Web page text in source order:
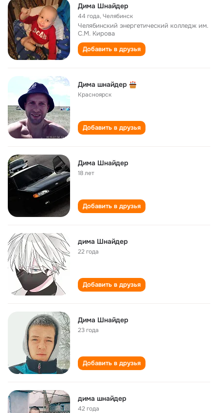
Дима Шнайдер
44 года,Челябинск
Челябинский энергетический колледж им.
С.М. Кирова
Добавить в друзья
Дима шнайдер
Красноярск
Добавить в друзья
Дима Шнайдер
18 лет
Добавить в друзья
дима Шнайдер
22 года
Добавить в друзья
Дима Шнайдер
23 года
Добавить в друзья
дима шнайдер
42 года